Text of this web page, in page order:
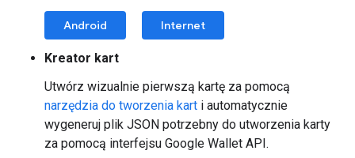
Android Internet
Kreator kart
Utwórz wizualnie pierwszą kartę za pomocą
narzędzia do tworzenia kart i automatycznie
wygeneruj plik JSON potrzebny do utworzenia karty
za pomocą interfejsu Google Wallet API.